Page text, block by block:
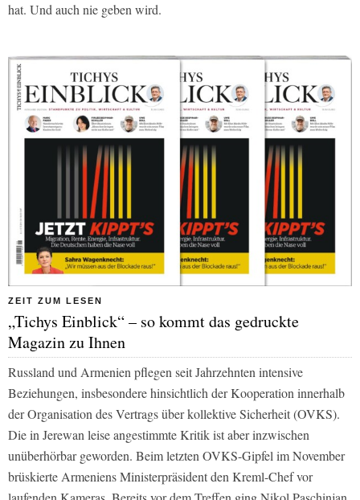
hat. Und auch nie geben wird.
ZEIT ZUM LESEN
„Tichys Einblick“ – so kommt das gedruckte
Magazin zu Ihnen
Russland und Armenien pflegen seit Jahrzehnten intensive
Beziehungen, insbesondere hinsichtlich der Kooperation innerhalb
der Organisation des Vertrags über kollektive Sicherheit (OVKS).
Die in Jerewan leise angestimmte Kritik ist aber inzwischen
unüberhörbar geworden. Beim letzten OVKS-Gipfel im November
brüskierte Armeniens Ministerpräsident den Kreml-Chef vor